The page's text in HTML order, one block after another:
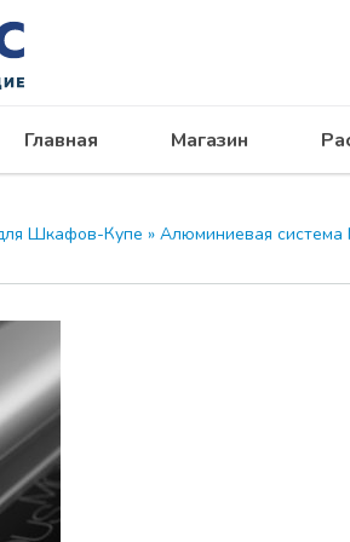
Главная Магазин
Шкафов-Купе » Алюминиевая система